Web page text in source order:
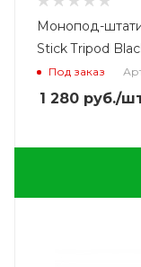
Монопод-
Stick Tripod
Под заказ
1 280 руб./